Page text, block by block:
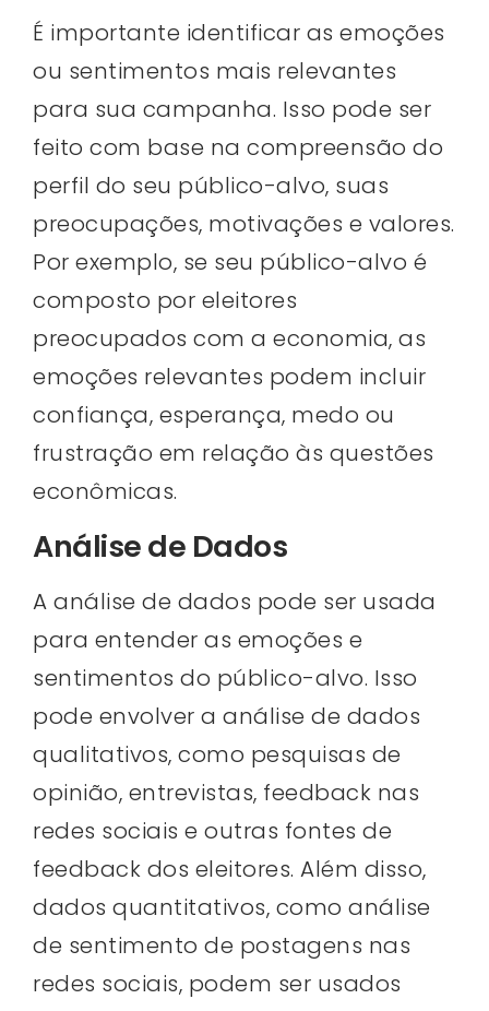
É importante identificar as emoções
ou sentimentos mais relevantes
para sua campanha. Isso pode ser
feito com base na compreensão do
perfil do seu público-alvo, suas
preocupações, motivações e valores.
Por exemplo, se seu público-alvo é
composto por eleitores
preocupados com a economia, as
emoções relevantes podem incluir
confiança, esperança, medo ou
frustração em relação às questões
econômicas.
Análise de Dados
A análise de dados pode ser usada
para entender as emoções e
sentimentos do público-alvo. Isso
pode envolver a análise de dados
qualitativos, como pesquisas de
opinião, entrevistas, feedback nas
redes sociais e outras fontes de
feedback dos eleitores. Além disso,
dados quantitativos, como análise
de sentimento de postagens nas
redes sociais, podem ser usados